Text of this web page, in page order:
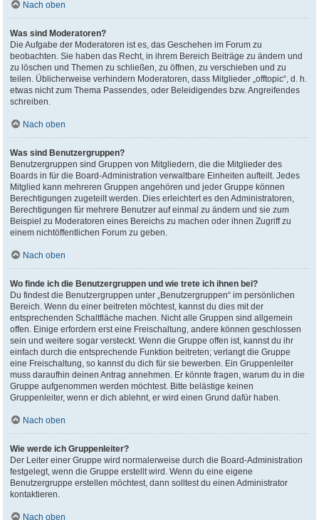
Nach oben
Was sind Moderatoren?
Die Aufgabe der Moderatoren ist es, das Geschehen im Forum zu
beobachten. Sie haben das Recht, in ihrem Bereich Beiträge zu ändern und
zu löschen und Themen zu schließen, zu öffnen, zu verschieben und zu
teilen. Üblicherweise verhindern Moderatoren, dass Mitglieder „offtopic“, d. h.
etwas nicht zum Thema Passendes, oder Beleidigendes bzw. Angreifendes
schreiben.
Nach oben
Was sind Benutzergruppen?
Benutzergruppen sind Gruppen von Mitgliedern, die die Mitglieder des
Boards in für die Board-Administration verwaltbare Einheiten aufteilt. Jedes
Mitglied kann mehreren Gruppen angehören und jeder Gruppe können
Berechtigungen zugeteilt werden. Dies erleichtert es den Administratoren,
Berechtigungen für mehrere Benutzer auf einmal zu ändern und sie zum
Beispiel zu Moderatoren eines Bereichs zu machen oder ihnen Zugriff zu
einem nichtöffentlichen Forum zu geben.
Nach oben
Wo finde ich die Benutzergruppen und wie trete ich ihnen bei?
Du findest die Benutzergruppen unter „Benutzergruppen“ im persönlichen
Bereich. Wenn du einer beitreten möchtest, kannst du dies mit der
entsprechenden Schaltfläche machen. Nicht alle Gruppen sind allgemein
offen. Einige erfordern erst eine Freischaltung, andere können geschlossen
sein und weitere sogar versteckt. Wenn die Gruppe offen ist, kannst du ihr
einfach durch die entsprechende Funktion beitreten; verlangt die Gruppe
eine Freischaltung, so kannst du dich für sie bewerben. Ein Gruppenleiter
muss daraufhin deinen Antrag annehmen. Er könnte fragen, warum du in die
Gruppe aufgenommen werden möchtest. Bitte belästige keinen
Gruppenleiter, wenn er dich ablehnt, er wird einen Grund dafür haben.
Nach oben
Wie werde ich Gruppenleiter?
Der Leiter einer Gruppe wird normalerweise durch die Board-Administration
festgelegt, wenn die Gruppe erstellt wird. Wenn du eine eigene
Benutzergruppe erstellen möchtest, dann solltest du einen Administrator
kontaktieren.
Nach oben